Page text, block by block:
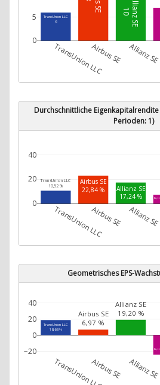
TransUnion LLC
6
Allianz SE
10
TransUnion LLCAirbus SE Allianz SE
0
5
Durchschnittliche
Perioden: 1)
TransUnion LLC
10,52 %
Airbus SE
22,84 % Allianz SE
17,24 %
TransUnion LLCAirbus SE Allianz SE
0
20
40
Geometrisches EPS-
TransUnion LLC
18,68 %
Airbus SE
6,97 %
Allianz SE
19,20 %
TransUnion LLCAirbus SE Allianz SE
−20
0
20
40